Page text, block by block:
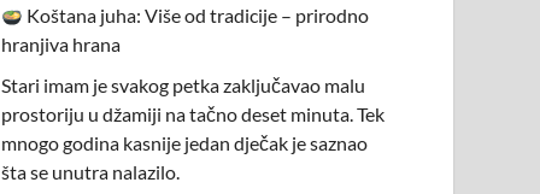
Koštana juha: Više od tradicije – prirodno
hranjiva hrana
Stari imam je svakog petka zaključavao malu
prostoriju u džamiji na tačno deset minuta. Tek
mnogo godina kasnije jedan dječak je saznao
šta se unutra nalazilo.